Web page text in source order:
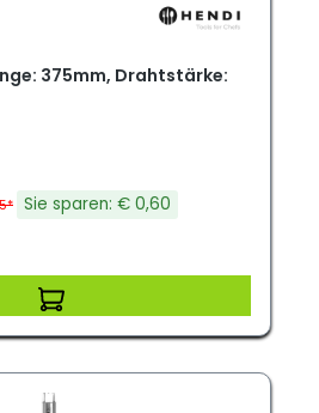
375mm, Drahtstärke:
Sie sparen: € 0,60